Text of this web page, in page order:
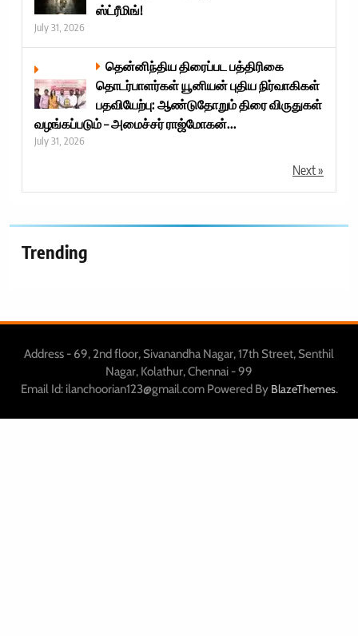
ஸ்ட்ரீமிங்!
July 31, 2026
தென்னிந்திய திரைப்பட பத்திரிகை
தொடர்பாளர்கள் யூனியன் புதிய நிர்வாகிகள்
பதவியேற்பு: ஆண்டுதோறும் திரை விருதுகள்
வழங்கப்படும் – அமைச்சர் ராஜ்மோகன்...
July 31, 2026
Next »
Trending
Address - 69, 2nd floor, Sivanandha Nagar, 17th Street, Senthil
Nagar, Kolathur, Chennai - 99
Email Id: ilanchoorian123@gmail.com Powered By BlazeThemes.